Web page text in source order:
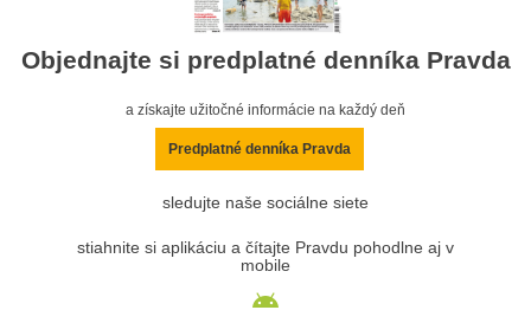
Objednajte si predplatné denníka Pravda
a získajte užitočné informácie na každý deň
Predplatné denníka Pravda
sledujte naše sociálne siete
stiahnite si aplikáciu a čítajte Pravdu pohodlne aj v
mobile